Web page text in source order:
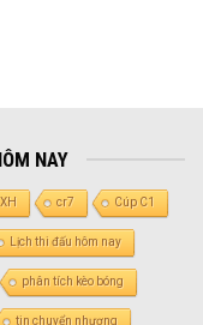
NAY
cr7 Cúp C1
Lịch thi đấu hôm nay
phân tích kèo bóng
tin chuyển nhượng